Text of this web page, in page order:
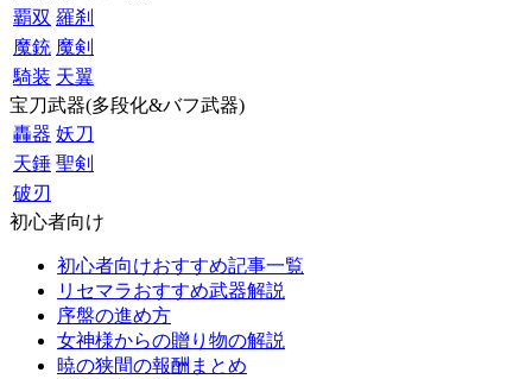
覇双 羅刹
魔銃 魔剣
騎装 天翼
宝刀武器(多段化&バフ武器)
轟器 妖刀
天錘 聖剣
破刃
初心者向け
初心者向けおすすめ記事一覧
リセマラおすすめ武器解説
序盤の進め方
女神様からの贈り物の解説
暁の狭間の報酬まとめ